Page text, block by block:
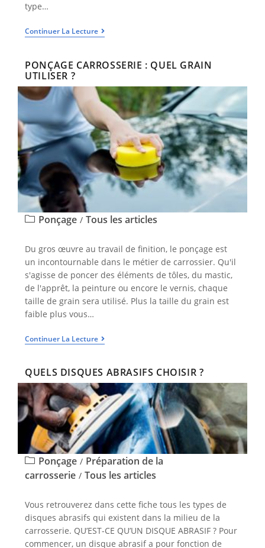
type…
Continuer La Lecture
PONÇAGE CARROSSERIE : QUEL GRAIN
UTILISER ?
Ponçage / Tous les articles
Du gros œuvre au travail de finition, le ponçage est
un incontournable dans le métier de carrossier. Qu'il
s'agisse de poncer des éléments de tôles, du mastic,
de l'apprêt, la peinture ou encore le vernis, chaque
taille de grain sera utilisé. Plus la taille du grain est
faible plus vous…
Continuer La Lecture
QUELS DISQUES ABRASIFS CHOISIR ?
Ponçage / Préparation de la
carrosserie / Tous les articles
Vous retrouverez dans cette fiche tous les types de
disques abrasifs qui existent dans la milieu de la
carrosserie. QU’EST-CE QU’UN DISQUE ABRASIF ? Pour
commencer, un disque abrasif a pour fonction de